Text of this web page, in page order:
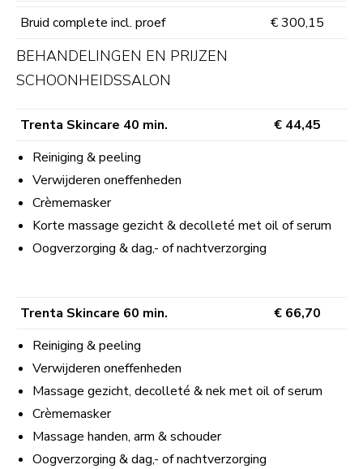
Bruid complete incl. proef € 300,15
BEHANDELINGEN EN PRIJZEN
SCHOONHEIDSSALON
Trenta Skincare 40 min.
€ 44,45
Reiniging & peeling
Verwijderen oneffenheden
Crèmemasker
Korte massage gezicht & decolleté met oil of serum
Oogverzorging & dag,- of nachtverzorging
Trenta Skincare 60 min.
€ 66,70
Reiniging & peeling
Verwijderen oneffenheden
Massage gezicht, decolleté & nek met oil of serum
Crèmemasker
Massage handen, arm & schouder
Oogverzorging & dag,- of nachtverzorging